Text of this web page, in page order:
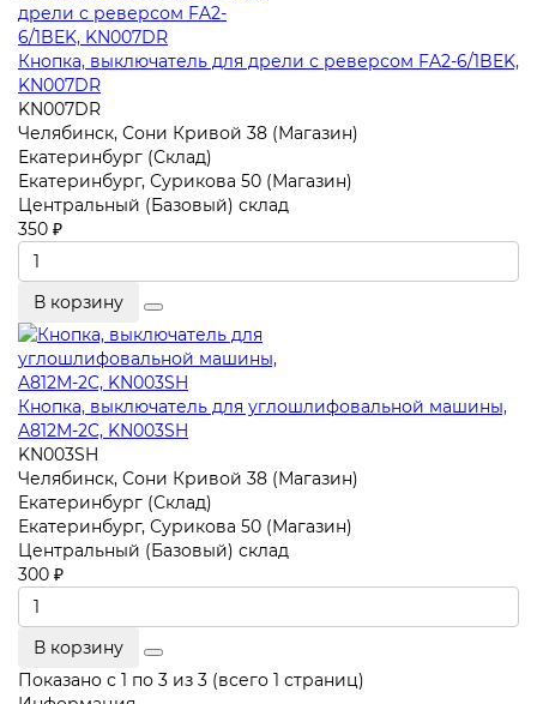
Кнопка, выключатель для дрели с реверсом FA2-6/1BEK,
KN007DR
KN007DR
Челябинск, Сони Кривой 38 (Магазин)
Екатеринбург (Склад)
Екатеринбург, Сурикова 50 (Магазин)
Центральный (Базовый) склад
350 ₽
В корзину
Кнопка, выключатель для углошлифовальной машины,
A812M-2C, KN003SH
KN003SH
Челябинск, Сони Кривой 38 (Магазин)
Екатеринбург (Склад)
Екатеринбург, Сурикова 50 (Магазин)
Центральный (Базовый) склад
300 ₽
В корзину
Показано с 1 по 3 из 3 (всего 1 страниц)